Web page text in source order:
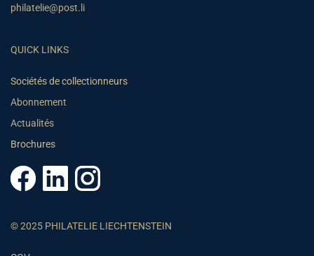
philatelie@post.li
QUICK LINKS
Sociétés de collectionneurs
Abonnement
Actualités
Brochures
© 2025 PHILATELIE LIECHTENSTEIN